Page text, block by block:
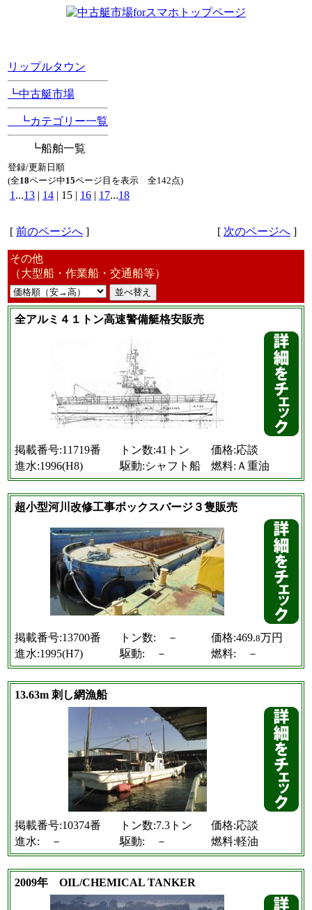
リップルタウン
┗中古艇市場
┗カテゴリー一覧
┗船舶一覧
登録/更新日順
(全18ページ中15ページ目を表示 全142点)
1 ...13 | 14 | 15 | 16 | 17...18
[ 前のページへ ] [ 次のページへ ]
その他
（大型船・作業船・交通船等）
全アルミ４１トン高速警備艇格安販売
掲載番号:11719番 トン数:41トン
価格:応談
進水:1996(H8)
駆動:シャフト船 燃料:Ａ重油
超小型河川改修工事ボックスバージ３隻販売
掲載番号:13700番 トン数: － 価格:469.8万円
進水:1995(H7)
駆動: － 燃料: －
13.63m 刺し網漁船
掲載番号:10374番 トン数:7.3トン
価格:応談
進水: －
駆動: － 燃料:軽油
2009年 OIL/CHEMICAL TANKER